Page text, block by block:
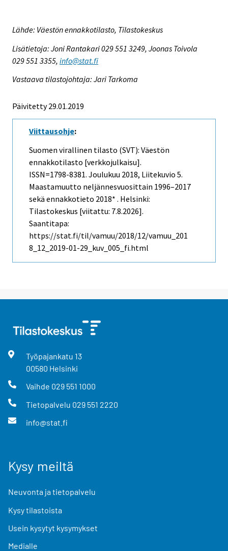
Lähde: Väestön ennakkotilasto, Tilastokeskus
Lisätietoja: Joni Rantakari 029 551 3249, Joonas Toivola
029 551 3355, info@stat.fi
Vastaava tilastojohtaja: Jari Tarkoma
Päivitetty 29.01.2019
Viittausohje:
Suomen virallinen tilasto (SVT): Väestön
ennakkotilasto [verkkojulkaisu].
ISSN=1798-8381. Joulukuu 2018, Liitekuvio 5.
Maastamuutto neljännesvuosittain 1996–2017
sekä ennakkotieto 2018* . Helsinki:
Tilastokeskus [viitattu: 7.8.2026].
Saantitapa:
https://stat.fi/til/vamuu/2018/12/vamuu_201
8_12_2019-01-29_kuv_005_fi.html
Työpajankatu 13
00580 Helsinki
Vaihde 029 551 1000
Tietopalvelu 029 551 2220
info@stat.fi
Kysy meiltä
Neuvonta ja tietopalvelu
Kysy tilastoista
Usein kysytyt kysymykset
Medialle